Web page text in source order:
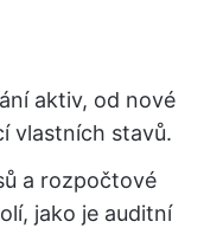
aktiv, od nové
vlastních stavů.
a rozpočtové
jako je auditní